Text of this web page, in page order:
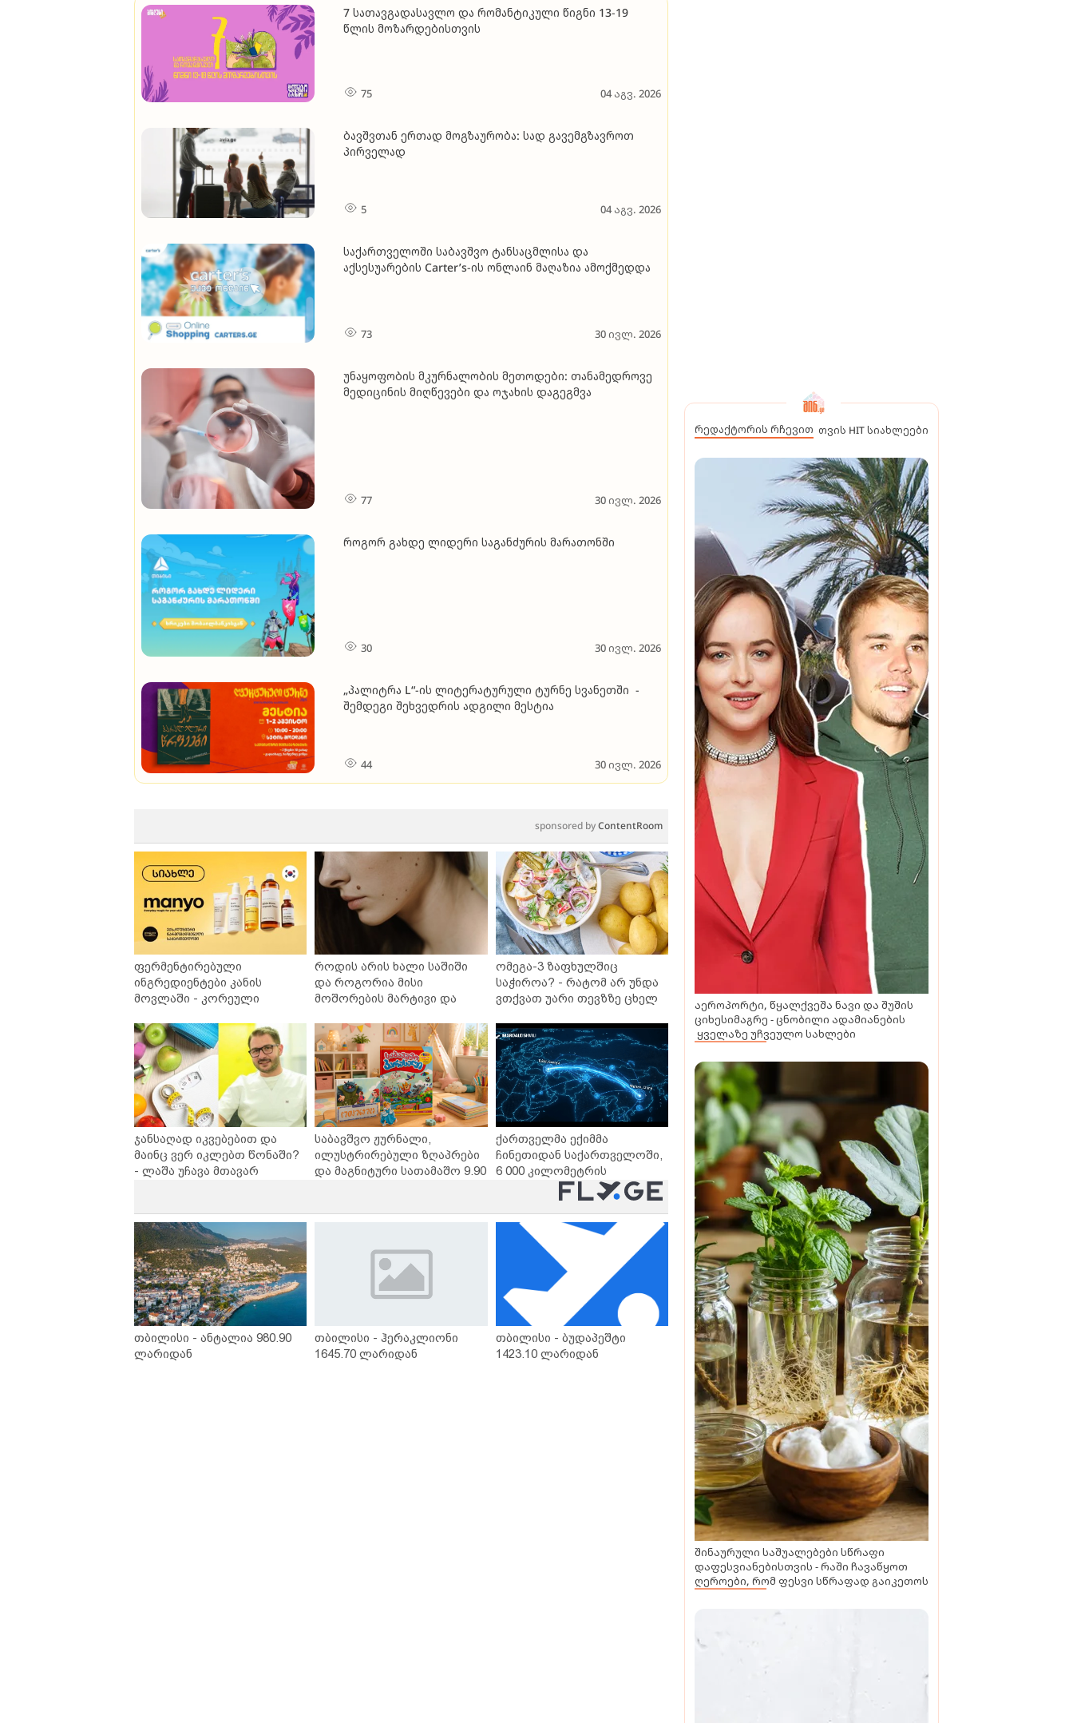
7 სათავგადასავლო და რომანტიკული წიგნი 13-19
წლის მოზარდებისთვის
75 04 აგვ. 2026
ბავშვთან ერთად მოგზაურობა: სად გავემგზავროთ
პირველად
5 04 აგვ. 2026
საქართველოში საბავშვო ტანსაცმლისა და
აქსესუარების Carter’s-ის ონლაინ მაღაზია ამოქმედდა
73 30 ივლ. 2026
უნაყოფობის მკურნალობის მეთოდები: თანამედროვე
მედიცინის მიღწევები და ოჯახის დაგეგმვა
77 30 ივლ. 2026
როგორ გახდე ლიდერი საგანძურის მარათონში
30 30 ივლ. 2026
„პალიტრა L“-ის ლიტერატურული ტურნე სვანეთში -
შემდეგი შეხვედრის ადგილი მესტია
44 30 ივლ. 2026
sponsored byContentRoom
ფერმენტირებული
ინგრედიენტები კანის
მოვლაში - კორეული
საქართველოშია
როდის არის ხალი საშიში
და როგორია მისი
მოშორების მარტივი და
ომეგა-3 ზაფხულშიც
საჭიროა? - რატომ არ უნდა
ვთქვათ უარი თევზზე ცხელ
ჯანსაღად იკვებებით და
მაინც ვერ იკლებთ წონაში?
- ლაშა უჩავა მთავარ
საბავშვო ჟურნალი,
ილუსტრირებული ზღაპრები
და მაგნიტური სათამაშო 9.90
სერია დაიწყო
ქართველმა ექიმმა
ჩინეთიდან საქართველოში,
6 000 კილომეტრის
დაშორებით,
ტელერობოტული ოპერაცია
ჩაატარა - ისტორია
დაწერილია
თბილისი - ანტალია 980.90
ლარიდან
თბილისი - ჰერაკლიონი
1645.70 ლარიდან
თბილისი - ბუდაპეშტი
1423.10 ლარიდან
რედაქტორის რჩევით თვის HIT სიახლეები
აეროპორტი, წყალქვეშა ნავი და შუშის
ციხესიმაგრე - ცნობილი ადამიანების
ყველაზე უჩვეულო სახლები
შინაურული საშუალებები სწრაფი
დაფესვიანებისთვის - რაში ჩავაწყოთ
ღეროები, რომ ფესვი სწრაფად გაიკეთოს